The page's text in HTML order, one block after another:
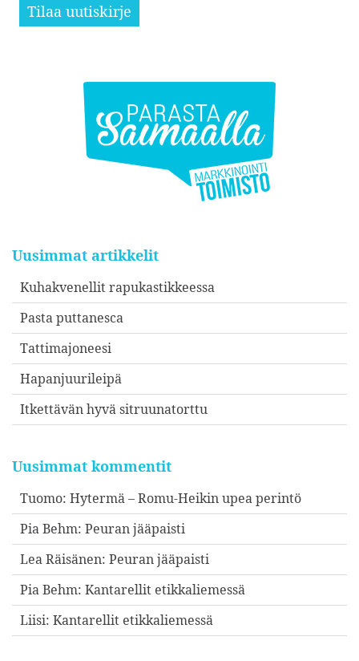
Tilaa uutiskirje
Uusimmat artikkelit
Kuhakvenellit rapukastikkeessa
Pasta puttanesca
Tattimajoneesi
Hapanjuurileipä
Itkettävän hyvä sitruunatorttu
Uusimmat kommentit
Tuomo: Hytermä – Romu-Heikin upea perintö
Pia Behm: Peuran jääpaisti
Lea Räisänen: Peuran jääpaisti
Pia Behm: Kantarellit etikkaliemessä
Liisi: Kantarellit etikkaliemessä